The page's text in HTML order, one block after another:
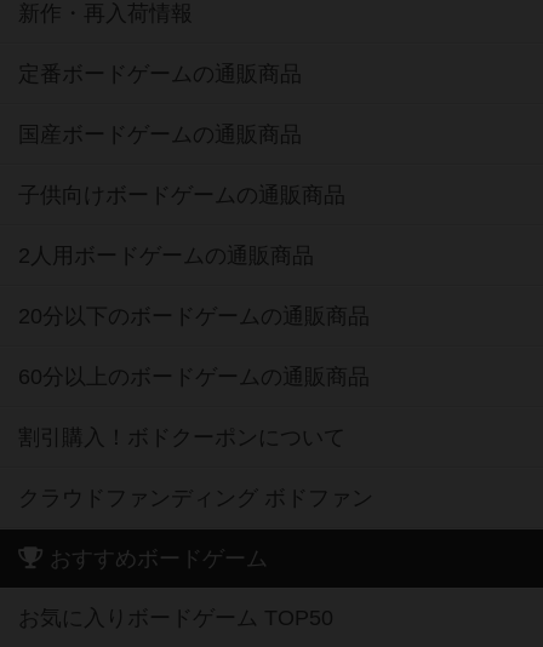
新作・再入荷情報
定番ボードゲームの通販商品
国産ボードゲームの通販商品
子供向けボードゲームの通販商品
2人用ボードゲームの通販商品
20分以下のボードゲームの通販商品
60分以上のボードゲームの通販商品
割引購入！ボドクーポンについて
クラウドファンディング ボドファン
おすすめボードゲーム
お気に入りボードゲーム TOP50